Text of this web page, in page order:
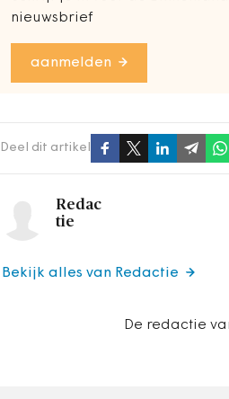
nieuwsbrief
aanmelden
Deel dit artikel
Redac
tie
De redactie
Bekijk alles van Redactie